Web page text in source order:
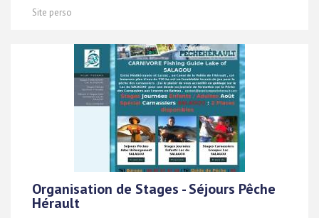
Site perso
Organisation de Stages - Séjours Pêche
Hérault